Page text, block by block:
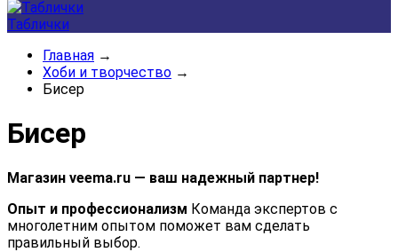
Таблички
Главная →
Хоби и творчество →
Бисер
Бисер
Магазин veema.ru — ваш надежный партнер!
Опыт и профессионализм Команда экспертов с
многолетним опытом поможет вам сделать
правильный выбор.